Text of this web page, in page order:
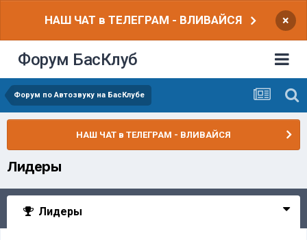
НАШ ЧАТ в ТЕЛЕГРАМ - ВЛИВАЙСЯ ×
Форум БасКлуб
Форум по Автозвуку на БасКлубе
НАШ ЧАТ в ТЕЛЕГРАМ - ВЛИВАЙСЯ
Лидеры
Лидеры